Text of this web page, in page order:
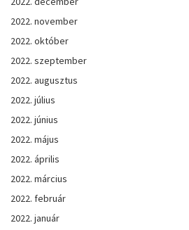
2022. november
2022. október
2022. szeptember
2022. augusztus
2022. július
2022. június
2022. május
2022. április
2022. március
2022. február
2022. január